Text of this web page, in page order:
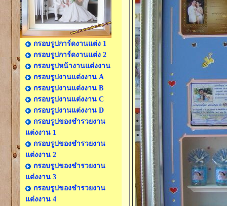
กรอบรูปการ์ดงานแต่ง 1
กรอบรูปการ์ดงานแต่ง 2
กรอบรูปหน้างานแต่งงาน
กรอบรูปงานแต่งงาน A
กรอบรูปงานแต่งงาน B
กรอบรูปงานแต่งงาน C
กรอบรูปงานแต่งงาน D
กรอบรูปของชำรวยงาน
แต่งงาน 1
กรอบรูปของชำรวยงาน
แต่งงาน 2
กรอบรูปของชำรวยงาน
แต่งงาน 3
กรอบรูปของชำรวยงาน
แต่งงาน 4